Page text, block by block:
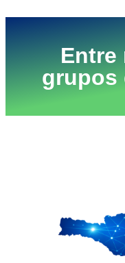
Entre
grupos